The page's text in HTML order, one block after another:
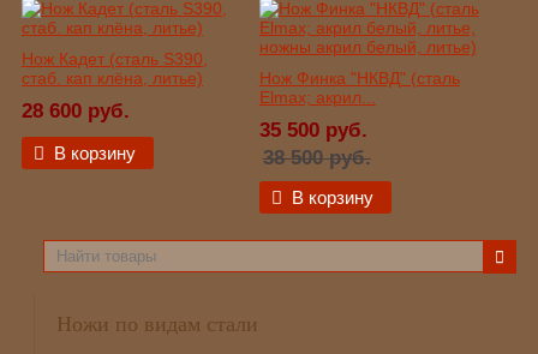
Нож Кадет (сталь S390,
стаб. кап клёна, литье)
28 600 руб.
В корзину
Нож Финка "НКВД" (сталь
Elmax; акрил...
35 500 руб.
38 500 руб.
В корзину
Ножи по видам стали